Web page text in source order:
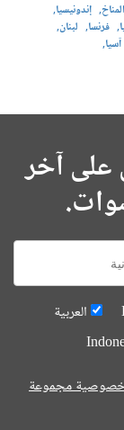
إندونيسيا
فرنسا
لبنان
على آخر
العربية
خصوصية مجموعة